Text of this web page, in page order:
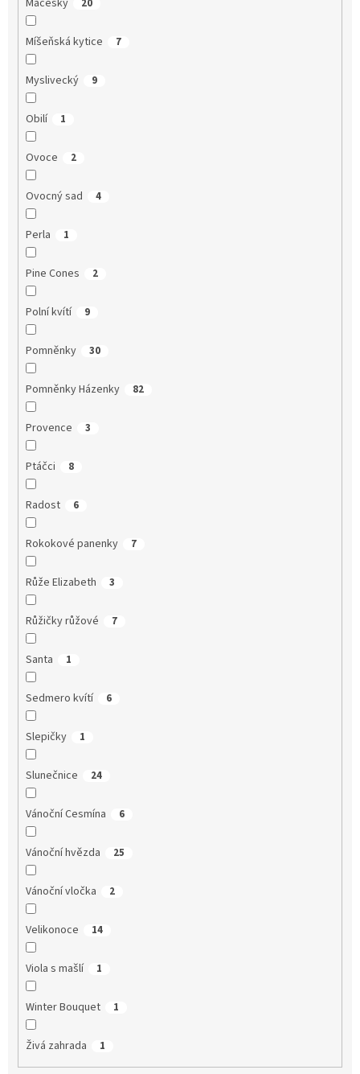
Macešky 20
Míšeňská kytice 7
Myslivecký 9
Obilí 1
Ovoce 2
Ovocný sad 4
Perla 1
Pine Cones 2
Polní kvítí 9
Pomněnky 30
Pomněnky Házenky 82
Provence 3
Ptáčci 8
Radost 6
Rokokové panenky 7
Růže Elizabeth 3
Růžičky růžové 7
Santa 1
Sedmero kvítí 6
Slepičky 1
Slunečnice 24
Vánoční Cesmína 6
Vánoční hvězda 25
Vánoční vločka 2
Velikonoce 14
Viola s mašlí 1
Winter Bouquet 1
Živá zahrada 1